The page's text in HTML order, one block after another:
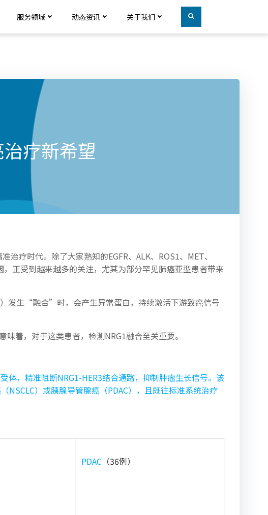
服务领域 动态资讯 关于我们
疗新希望
疗时代。除了大家熟知的EGFR、ALK、ROS1、MET、
，正受到越来越多的关注，尤其为部分罕见肺癌亚型患者带来
发生“融合”时，会产生异常蛋白，持续激活下游致癌信号
着，对于这类患者，检测NRG1融合至关重要。
，精准阻断NRG1-HER3结合通路，抑制肿瘤生长信号。该
NSCLC）或胰腺导管腺癌（PDAC），且既往标准系统治疗
PDAC （36例）